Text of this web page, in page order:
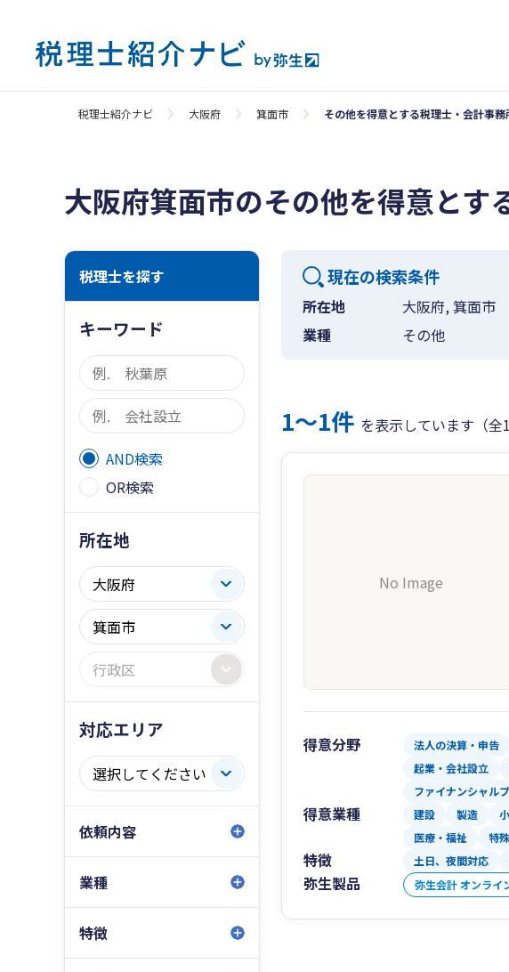
税理士紹介ナビ 大阪府 箕面市 その他を得意とする税理士・会計事務
大阪府箕面市のその他を得意とす
税理士を探す
キーワード
AND検索
OR検索
所在地
対応エリア
依頼内容
業種
特徴
現在の検索条件
所在地
大阪府, 箕面市
業種
その他
1〜1件 を表示しています（全1
No Image
得意分野 法人の決算・申告
起業・会社設立
ファイナンシャル
得意業種 建設 製造
医療・福祉
特
特徴 土日、夜間対応
弥生製品 弥生会計 オンライ